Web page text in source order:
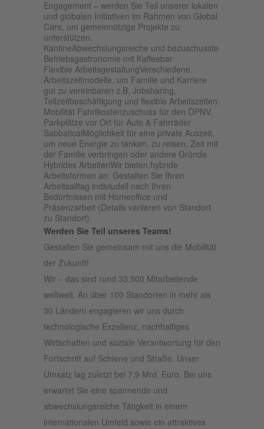
Engagement – werden Sie Teil unserer lokalen
und globalen Initiativen im Rahmen von Global
Care, um gemeinnützige Projekte zu
unterstützen.
KantineAbwechslungsreiche und bezuschusste
Betriebsgastronomie mit Kaffeebar
Flexible ArbeitsgestaltungVerschiedene
Arbeitszeitmodelle, um Familie und Karriere
gut zu vereinbaren z.B. Jobsharing,
Teilzeitbeschäftigung und flexible Arbeitszeiten.
Mobilität Fahrtkostenzuschuss für den ÖPNV,
Parkplätze vor Ort für Auto & Fahrräder
SabbaticalMöglichkeit für eine private Auszeit,
um neue Energie zu tanken, zu reisen, Zeit mit
der Familie verbringen oder andere Gründe.
Hybrides ArbeitenWir bieten hybride
Arbeitsformen an: Gestalten Sie Ihren
Arbeitsalltag indiviudell nach Ihren
Bedürfnissen mit Homeoffice und
Präsenzarbeit (Details variieren von Standort
zu Standort).
Werden Sie Teil unseres Teams!
Gestalten Sie gemeinsam mit uns die Mobilität
der Zukunft!
Wir – das sind rund 33.500 Mitarbeitende
weltweit. An über 100 Standorten in mehr als
30 Ländern engagieren wir uns durch
technologische Exzellenz, nachhaltiges
Wirtschaften und soziale Verantwortung für den
Fortschritt auf Schiene und Straße. Unser
Umsatz lag zuletzt bei 7,9 Mrd. Euro. Bei uns
erwartet Sie eine spannende und
abwechslungsreiche Tätigkeit in einem
internationalen Umfeld sowie ein attraktives